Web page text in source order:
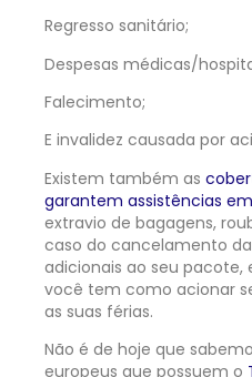
Regresso sanitário;
Despesas médicas/
Falecimento;
E invalidez causada por
Existem também as
garantem assistências
extravio de bagagens,
caso do cancelamento
adicionais ao seu pacote,
você tem como acionar
as suas férias.
Não é de hoje que
europeus que possuem o